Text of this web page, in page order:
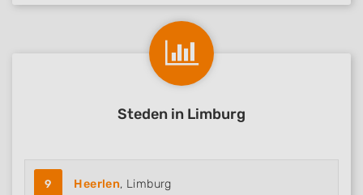
Steden in Limburg
9 Heerlen, Limburg